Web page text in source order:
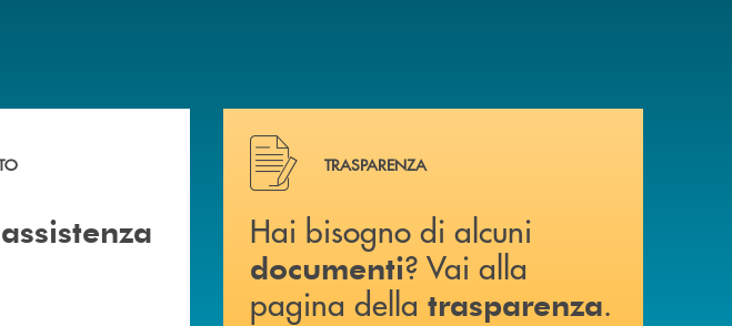
immediata ?
assistenza
Hai bisogno di alcuni documenti ? Vai alla pagina della
TRASPARENZA
Hai bisogno di alcuni
documenti? Vai alla
pagina della trasparenza.